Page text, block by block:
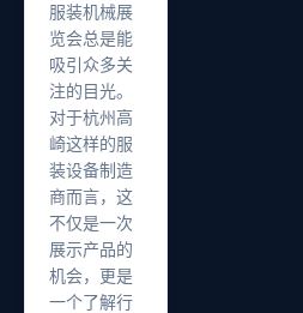
服装机械展
览会总是能
吸引众多关
注的目光。
对于杭州高
崎这样的服
装设备制造
商而言，这
不仅是一次
展示产品的
机会，更是
一个了解行